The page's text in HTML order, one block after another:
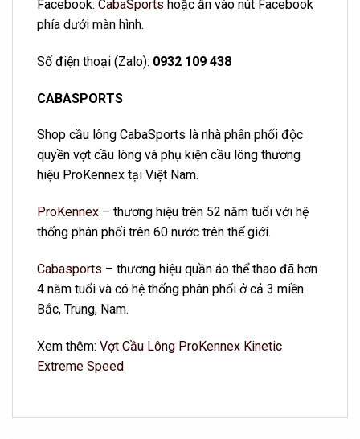
Facebook: CabaSports hoặc ấn vào nút Facebook
phía dưới màn hình.
Số điện thoại (Zalo): 0932 109 438
CABASPORTS
Shop cầu lông CabaSports là nhà phân phối độc
quyền vợt cầu lông và phụ kiện cầu lông thương
hiệu ProKennex tại Việt Nam.
ProKennex – thương hiệu trên 52 năm tuổi với hệ
thống phân phối trên 60 nước trên thế giới.
Cabasports – thương hiệu quần áo thể thao đã hơn
4 năm tuổi và có hệ thống phân phối ở cả 3 miền
Bắc, Trung, Nam.
Xem thêm: Vợt Cầu Lông ProKennex Kinetic
Extreme Speed